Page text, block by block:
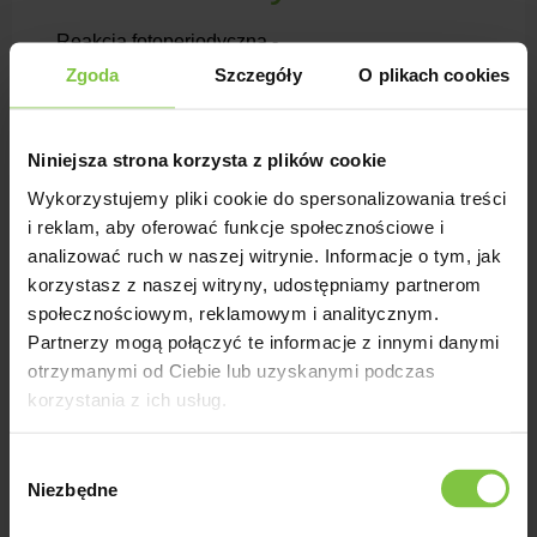
Zgoda Szczegóły O plikach cookies
Niniejsza strona korzysta z plików cookie
Wykorzystujemy pliki cookie do spersonalizowania treści
i reklam, aby oferować funkcje społecznościowe i
analizować ruch w naszej witrynie. Informacje o tym, jak
korzystasz z naszej witryny, udostępniamy partnerom
społecznościowym, reklamowym i analitycznym.
Partnerzy mogą połączyć te informacje z innymi danymi
otrzymanymi od Ciebie lub uzyskanymi podczas
korzystania z ich usług.
zgody
Niezbędne
Reakcja fotoperiodyczna -
6Forma kwiatostanu -
Peptalk
Reakcja fotoperiodyczna -
7Forma kwiatostanu -
pomponowaKolor -